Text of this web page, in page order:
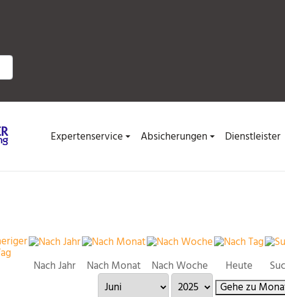
characters for results.
Expertenservice Absicherungen Dienstleister
Nach Jahr Nach Monat Nach Woche Heute
Gehe zu